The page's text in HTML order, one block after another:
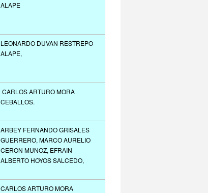
ALAPE
LEONARDO DUVAN RESTREPO
ALAPE,
CARLOS ARTURO MORA
CEBALLOS.
ARBEY FERNANDO GRISALES
GUERRERO, MARCO AURELIO
CERON MUNOZ, EFRAIN
ALBERTO HOYOS SALCEDO,
CARLOS ARTURO MORA